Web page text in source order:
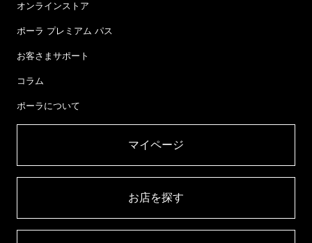
オンラインストア
ポーラ プレミアム パス
お客さまサポート
コラム
ポーラについて
マイページ​
お店を探す​